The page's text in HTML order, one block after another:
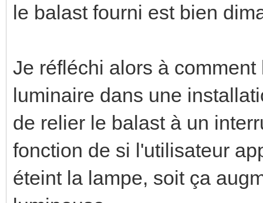
le balast fourni est bien
Je réfléchi alors à
luminaire dans une
de relier le balast à un
fonction de si l'utilisateur
éteint la lampe, soit ça